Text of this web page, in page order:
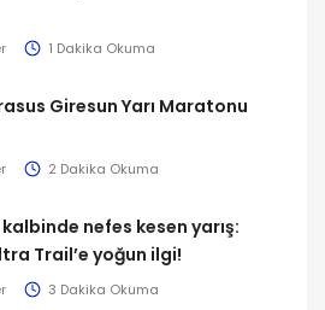
1 Dakika Okuma
Giresun Yarı Maratonu
2 Dakika Okuma
kalbinde nefes kesen yarış:
Trail’e yoğun ilgi!
3 Dakika Okuma